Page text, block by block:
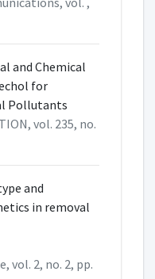
and Chemical
for
Pollutants
vol. 235, no.
and
in removal
vol. 2, no. 2, pp.